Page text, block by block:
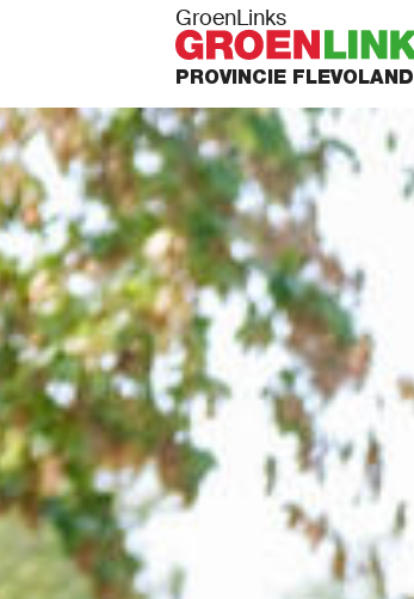
GroenLinks
PROVINCIE FLEVOLAND
IN ACTIE